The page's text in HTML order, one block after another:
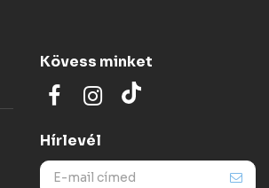
Kövess minket
Hírlevél